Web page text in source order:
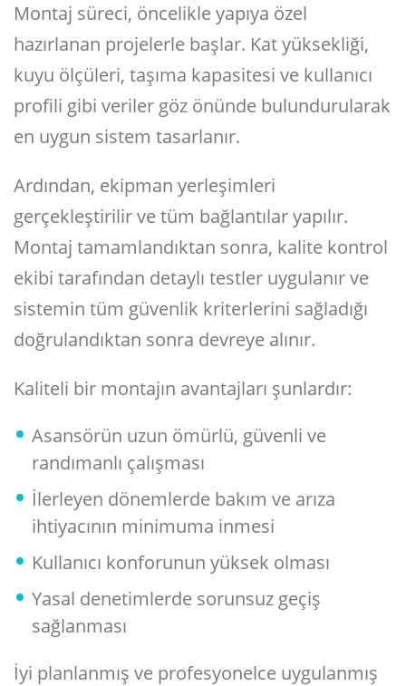
Montaj süreci, öncelikle yapıya özel
hazırlanan projelerle başlar. Kat yüksekliği,
kuyu ölçüleri, taşıma kapasitesi ve kullanıcı
profili gibi veriler göz önünde bulundurularak
en uygun sistem tasarlanır.
Ardından, ekipman yerleşimleri
gerçekleştirilir ve tüm bağlantılar yapılır.
Montaj tamamlandıktan sonra, kalite kontrol
ekibi tarafından detaylı testler uygulanır ve
sistemin tüm güvenlik kriterlerini sağladığı
doğrulandıktan sonra devreye alınır.
Kaliteli bir montajın avantajları şunlardır:
Asansörün uzun ömürlü, güvenli ve
randımanlı çalışması
İlerleyen dönemlerde bakım ve arıza
ihtiyacının minimuma inmesi
Kullanıcı konforunun yüksek olması
Yasal denetimlerde sorunsuz geçiş
sağlanması
İyi planlanmış ve profesyonelce uygulanmış